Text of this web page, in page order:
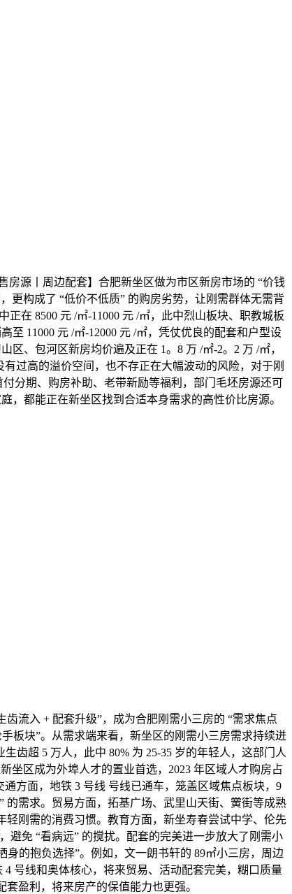
源丨周边配套】合肥新坐区做为市区新房市场的 “价钱
更构成了 “低价不低质” 的购房劣势，让刚需群体无需背
在 8500 元 /㎡-11000 元 /㎡，此中烈山板块、职教城板
11000 元 /㎡-12000 元 /㎡，凭仗优良的配套和户型设
、包河区新房均价遍及正在 1。8 万 /㎡-2。2 万 /㎡，
过高的溢价空间，也不存正在大幅波动的风险，对于刚
分期、购房补助、老带新励等福利，部门毛坯房源还可
，都能正在新坐区找到合适本身需求的高性价比房源。
齿流入 + 配套升级”，成为合肥刚需小三房的 “需求焦点
板块”。从需求端来看，新坐区的刚需小三房需求持续迸
齿超 5 万人，此中 80% 为 25-35 岁的年轻人，这部门人
坐区成为外埠人才的置业首选，2023 年区域人才购房占
方面，地铁 3 号线 号线已通车，笼盖区域焦点板块，9
需求。贸易方面，拓基广场、武里山天街、黉街等成熟
刚需的消费习惯。教育方面，新坐寿春尝试中学、伦先
免 “看病远” 的搅扰。配套的完美进一步放大了刚需小
的抱负选择”。例如，文一朗书轩的 89㎡小三房，周边
号线和奥体核心，将来贸易、活动配套完美，糊口质量
盈利，将来房产的保值能力也更强。